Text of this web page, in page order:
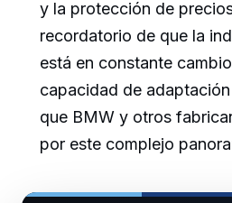
y la protección de
recordatorio de que la
está en constante
capacidad de
que BMW y otros
por este complejo